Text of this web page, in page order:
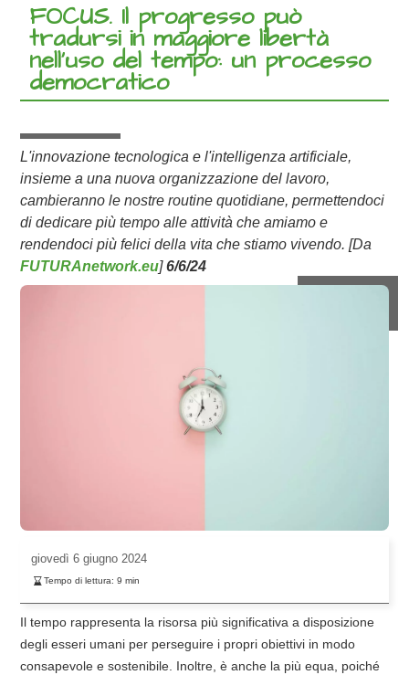
FOCUS. Il progresso può
tradursi in maggiore libertà
nell’uso del tempo: un processo
democratico
L'innovazione tecnologica e l'intelligenza artificiale,
insieme a una nuova organizzazione del lavoro,
cambieranno le nostre routine quotidiane, permettendoci
di dedicare più tempo alle attività che amiamo e
rendendoci più felici della vita che stiamo vivendo. [Da
FUTURAnetwork.eu]6/6/24
giovedì 6 giugno 2024
Tempo di lettura:9 min
Il tempo rappresenta la risorsa più significativa a disposizione
degli esseri umani per perseguire i propri obiettivi in modo
consapevole e sostenibile. Inoltre, è anche la più equa, poiché